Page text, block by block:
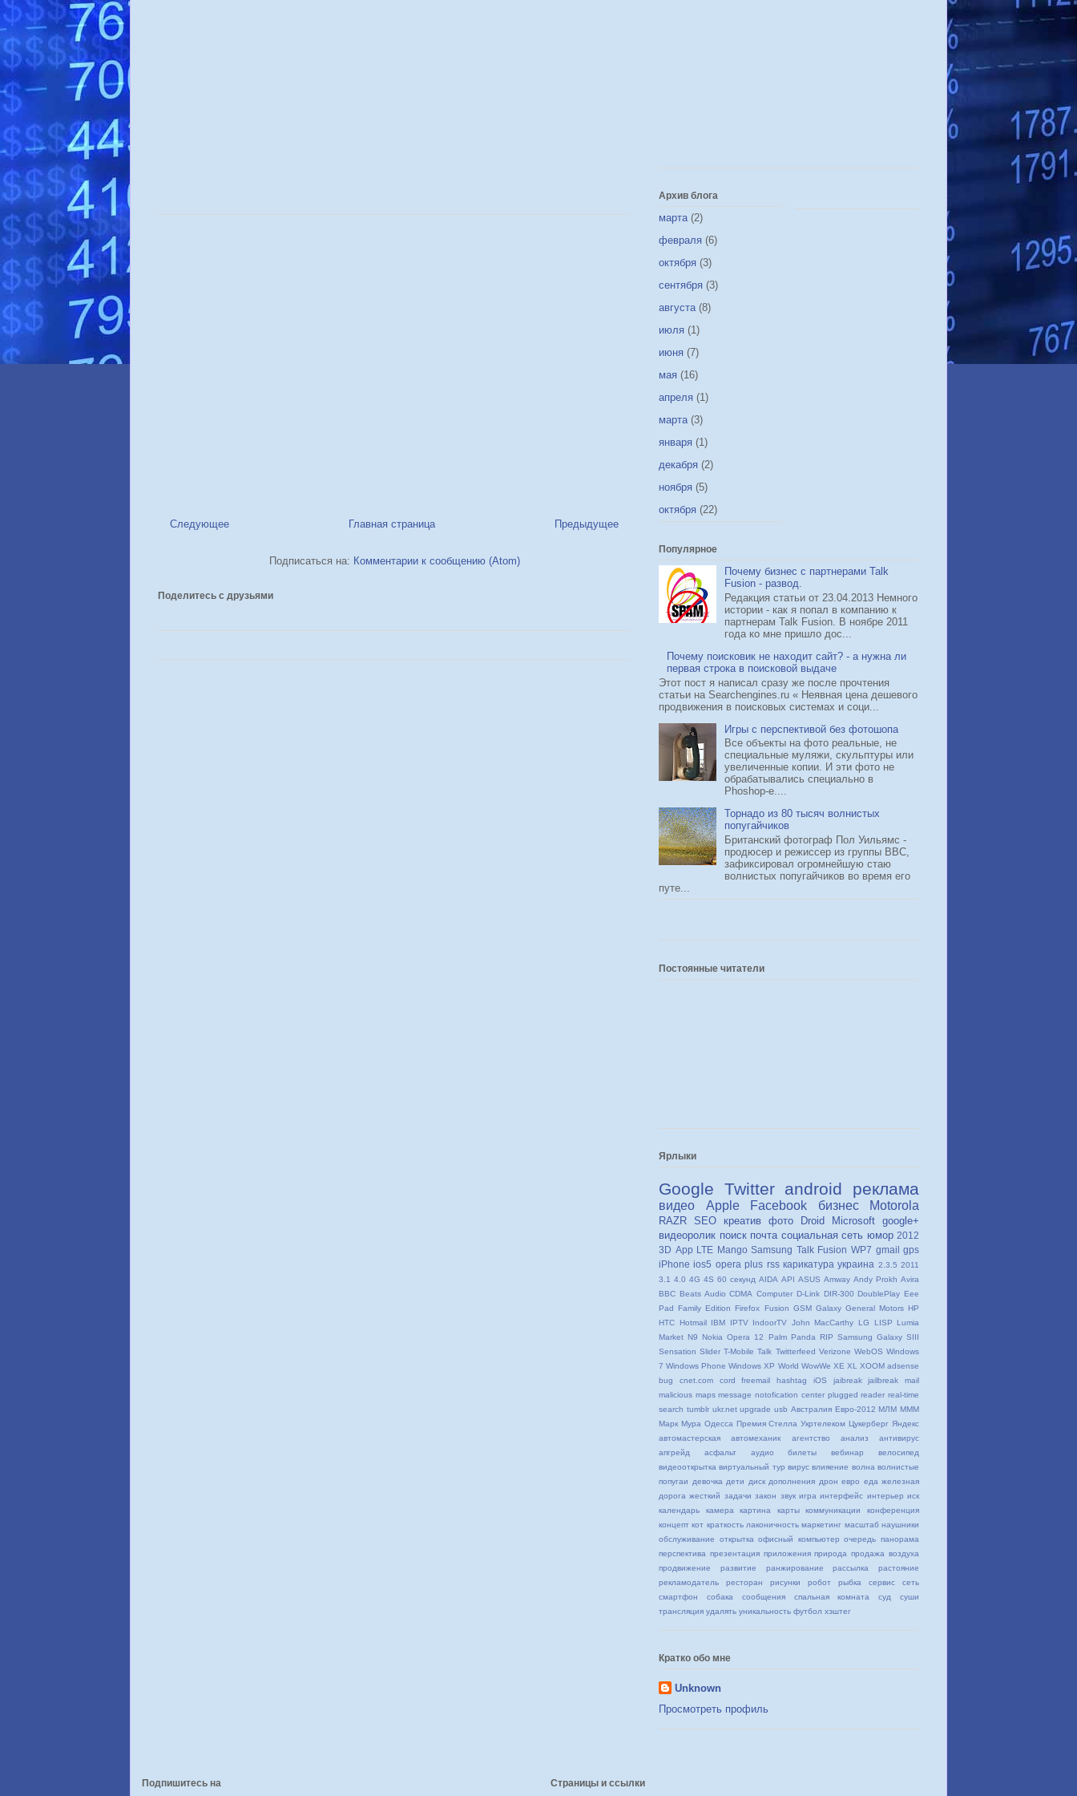
Следующее Предыдущее
Главная страница
Подписаться на: Комментарии к сообщению (Atom)
Поделитесь с друзьями
Архив блога
марта(2)
февраля (6)
октября (3)
сентября (3)
августа(8)
июля (1)
июня (7)
мая (16)
апреля (1)
марта(3)
января (1)
декабря (2)
ноября (5)
октября (22)
Популярное
Почему бизнес с партнерами Talk
Fusion - развод.
Редакция статьи от 23.04.2013 Немного
истории - как я попал в компанию к
партнерам Talk Fusion. В ноябре 2011
года ко мне пришло дос...
Почему поисковик не находит сайт? - а нужна ли
первая строка в поисковой выдаче
Этот пост я написал сразу же после прочтения
статьи на Searchengines.ru « Неявная цена дешевого
продвижения в поисковых системах и соци...
Игры с перспективой без фотошопа
Все объекты на фото реальные, не
специальные муляжи, скульптуры или
увеличенные копии. И эти фото не
обрабатывались специально в
Phoshop-е....
Торнадо из 80 тысяч волнистых
попугайчиков
Британский фотограф Пол Уильямс -
продюсер и режиссер из группы BBC,
зафиксировал огромнейшую стаю
волнистых попугайчиков во время его
путе...
Постоянные читатели
Ярлыки
Google Twitter android реклама
видео Apple Facebook бизнес Motorola
RAZR SEO креатив фото Droid Microsoft google+
видеоролик поиск почта социальная сеть юмор 2012
3D App LTE Mango Samsung Talk Fusion WP7 gmail gps
iPhone ios5 opera plus rss карикатура украина 2.3.5 2011
3.1 4.0 4G 4S 60 секунд AIDA API ASUS Amway Andy Prokh Avira
BBC Beats Audio CDMA Computer D-Link DIR-300 DoublePlay Eee
Pad
Family Edition Firefox Fusion GSM Galaxy General Motors HP
HTC
Hotmail IBM IPTV IndoorTV John MacCarthy LG LISP
Lumia
Market N9 Nokia Opera 12 Palm Panda RIP Samsung Galaxy SIII
Sensation Slider T-Mobile Talk Twitterfeed Verizone WebOS Windows
7 Windows Phone Windows XP World WowWe XE XL XOOM adsense
bug
cnet.com cord freemail hashtag iOS jaibreak jailbreak
mail
malicious maps message notofication center plugged reader real-time
search tumblr ukr.net upgrade usb Австралия Евро-2012 МЛМ МММ
Марк Мура Одесса Премия Стелла Укртелеком Цукерберг Яндекс
автомастерская
автомеханик агентство анализ
антивирус
апгрейд
асфальт аудио билеты вебинар
велосипед
видеооткрытка виртуальный тур вирус влияение волна волнистые
попугаи
девочка дети диск дополнения дрон евро еда железная
дорога жесткий задачи закон звук игра интерфейс интерьер иск
календарь
камера картина карты коммуникации
конференция
концепт кот краткость лаконичность маркетинг масштаб наушники
обслуживание
открытка офисный компьютер очередь панорама
перспектива презентация приложения природа продажа воздуха
продвижение
развитие ранжирование рассылка
растояние
рекламодатель
ресторан рисунки робот рыбка сервис
сеть
смартфон
собака сообщения спальная комната суд
суши
трансляция удалять уникальность футбол хэштег
Кратко обо мне
Unknown
Просмотреть профиль
Подпишитесь на Страницы и ссылки